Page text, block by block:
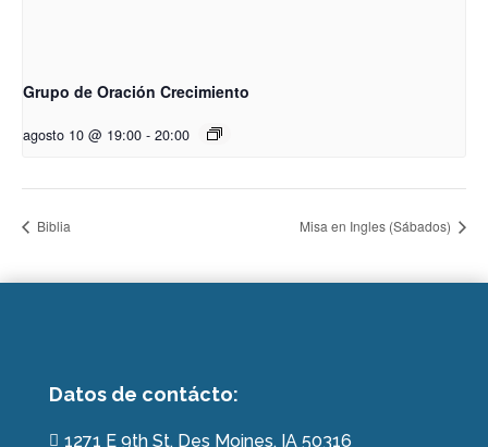
Grupo de Oración Crecimiento
agosto 10 @ 19:00 - 20:00
Biblia Misa en Ingles (Sábados)
Datos de contácto:
 1271 E 9th St. Des Moines, IA 50316